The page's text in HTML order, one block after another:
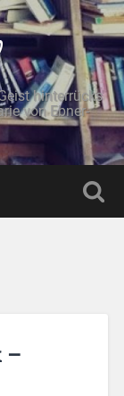
hinterrücks
von Ebner-
–